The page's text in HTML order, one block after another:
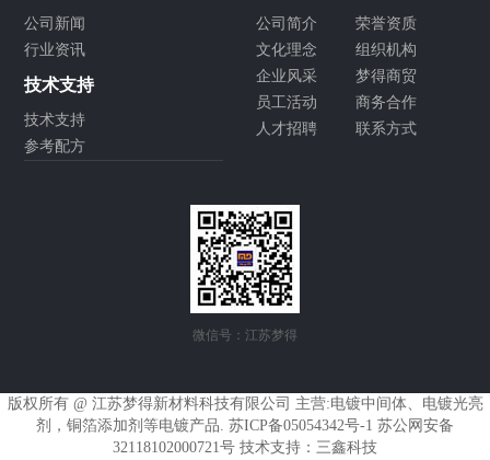
公司新闻
行业资讯
技术支持
技术支持
参考配方
公司简介
荣誉资质
文化理念
组织机构
企业风采
梦得商贸
员工活动
商务合作
人才招聘
联系方式
微信号：江苏梦得
版权所有 @ 江苏梦得新材料科技有限公司 主营:电镀中间体、 电镀光亮
剂 ， 铜箔添加剂 等电镀产品. 苏ICP备05054342号-1 苏公网安备
32118102000721号 技术支持： 三鑫科技